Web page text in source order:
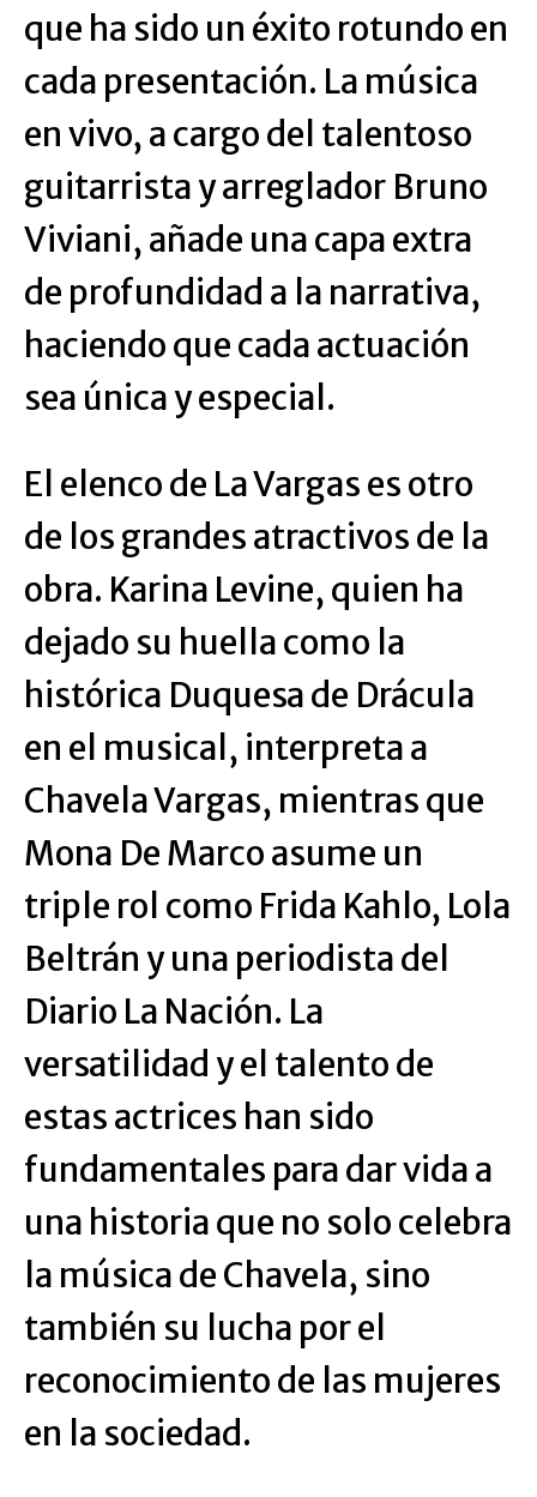
que ha sido un éxito rotundo en
cada presentación. La música
en vivo, a cargo del talentoso
guitarrista y arreglador Bruno
Viviani, añade una capa extra
de profundidad a la narrativa,
haciendo que cada actuación
sea única y especial.
El elenco de La Vargas es otro
de los grandes atractivos de la
obra. Karina Levine, quien ha
dejado su huella como la
histórica Duquesa de Drácula
en el musical, interpreta a
Chavela Vargas, mientras que
Mona De Marco asume un
triple rol como Frida Kahlo, Lola
Beltrán y una periodista del
Diario La Nación. La
versatilidad y el talento de
estas actrices han sido
fundamentales para dar vida a
una historia que no solo celebra
la música de Chavela, sino
también su lucha por el
reconocimiento de las mujeres
en la sociedad.